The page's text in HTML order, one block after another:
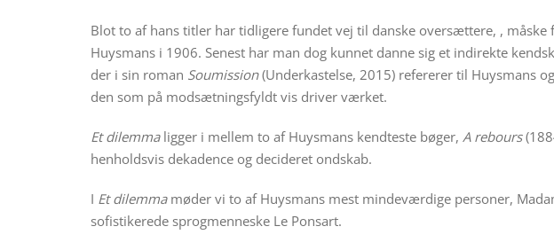
Blot to af hans titler har tidligere fundet vej til danske oversættere, ,
Huysmans i 1906. Senest har man dog kunnet danne sig et indirekte
der i sin roman Soumission(Underkastelse, 2015) refererer til Huysmans
den som på modsætningsfyldt vis driver værket.
Et dilemmaligger i mellem to af Huysmans kendteste bøger, A rebours
henholdsvis dekadence og decideret ondskab.
I Et dilemmamøder vi to af Huysmans mest mindeværdige personer,
sofistikerede sprogmenneske Le Ponsart.